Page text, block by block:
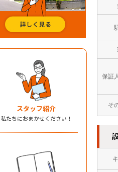
保証
そ
スタッフ紹介
私たちにおまかせください！